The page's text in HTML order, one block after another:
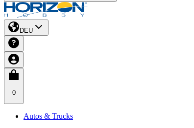
DEU
0
Autos & Trucks